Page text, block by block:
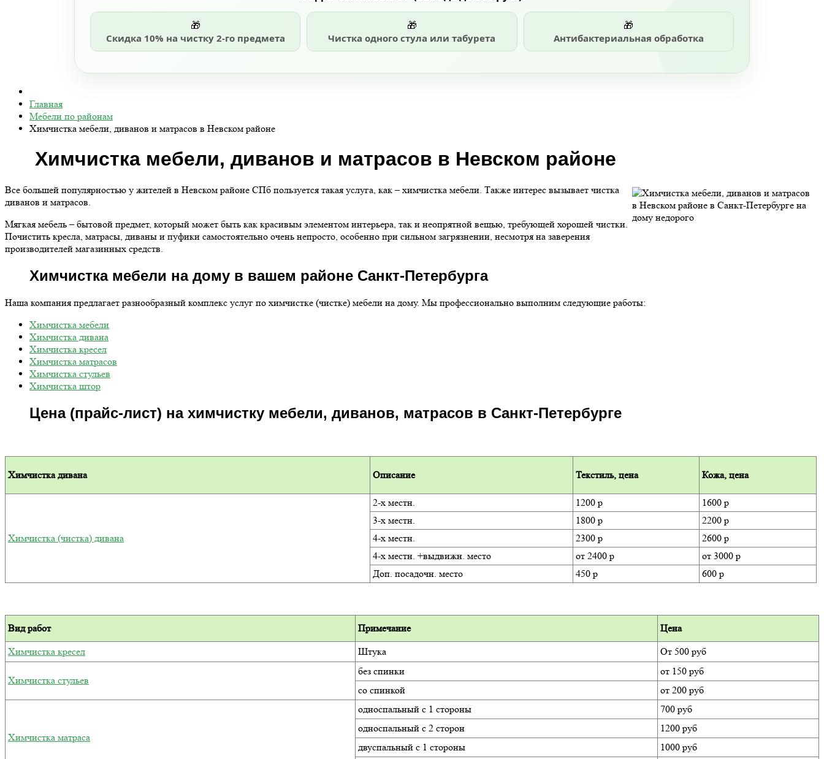
🎁
Скидка 10% на чистку 2-го предмета
🎁
Чистка одного стула или табурета
🎁
Антибактериальная обработка
Главная
Мебели по районам
Химчистка мебели, диванов и матрасов в Невском районе
Химчистка мебели, диванов и матрасов в Невском районе
Все большей популярностью у жителей в Невском районе СПб пользуется такая услуга, как – химчистка мебели. Также интерес вызывает чистка
диванов и матрасов.
Мягкая мебель – бытовой предмет, который может быть как красивым элементом интерьера, так и неопрятной вещью, требующей хорошей чистки.
Почистить кресла, матрасы, диваны и пуфики самостоятельно очень непросто, особенно при сильном загрязнении, несмотря на заверения
производителей магазинных средств.
Химчистка мебели на дому в вашем районе Санкт-Петербурга
Наша компания предлагает разнообразный комплекс услуг по химчистке (чистке) мебели на дому. Мы профессионально выполним следующие работы:
Химчистка мебели
Химчистка дивана
Химчистка кресел
Химчистка матрасов
Химчистка стульев
Химчистка штор
Цена (прайс-лист) на химчистку мебели, диванов, матрасов в Санкт-Петербурге
Химчистка дивана Описание Текстиль, цена Кожа, цена
Химчистка (чистка) дивана
2-х местн. 1200 р
1600 р
3-х местн.
1800 р
2200 р
4-х местн.
2300 р
2600 р
4-х местн. +выдвижн. место
от 2400 р
от 3000 р
Доп. посадочн. место
450 р 600 р
Вид работ Примечание
Цена
Химчистка кресел
Штука От 500 руб
Химчистка стульев
без спинки
от 150 руб
со спинкой
от 200 руб
Химчистка матраса
односпальный с 1 стороны
700 руб
односпальный с 2 сторон
1200 руб
двуспальный с 1 стороны
1000 руб